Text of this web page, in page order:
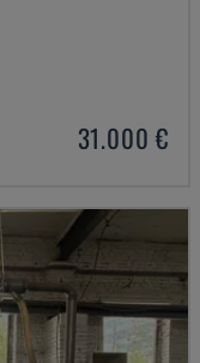
31.000 €